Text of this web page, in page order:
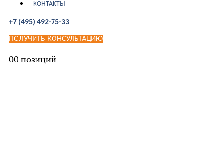
КОНТАКТЫ
+7 (495) 492-75-33
ПОЛУЧИТЬ КОНСУЛЬТАЦИЮ
00 позиций